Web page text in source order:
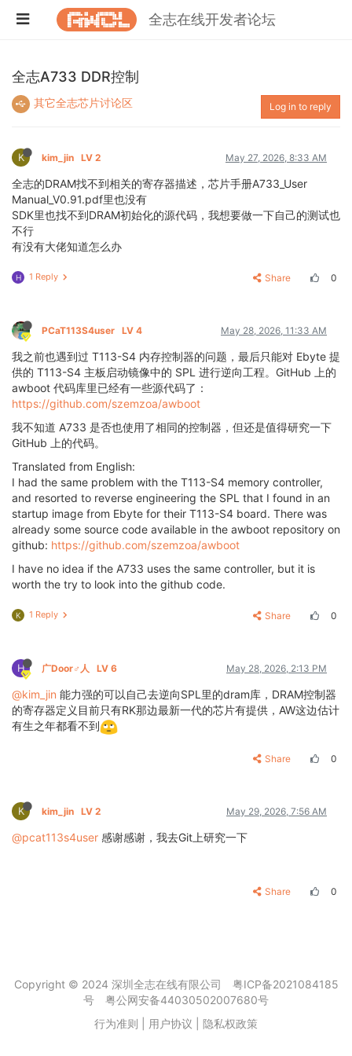
全志在线开发者论坛
全志A733 DDR控制
其它全志芯片讨论区 Log in to reply
K kim_jin LV 2 May 27, 2026, 8:33 AM
全志的DRAM找不到相关的寄存器描述，芯片手册A733_User
Manual_V0.91.pdf里也没有
SDK里也找不到DRAM初始化的源代码，我想要做一下自己的测试也
不行
有没有大佬知道怎么办
H 1 Reply Share 0
PCaT113S4user LV 4 May 28, 2026, 11:33 AM
我之前也遇到过 T113-S4 内存控制器的问题，最后只能对 Ebyte 提
供的 T113-S4 主板启动镜像中的 SPL 进行逆向工程。GitHub 上的
awboot 代码库里已经有一些源代码了：
https://github.com/szemzoa/awboot
我不知道 A733 是否也使用了相同的控制器，但还是值得研究一下
GitHub 上的代码。
Translated from English:
I had the same problem with the T113-S4 memory controller,
and resorted to reverse engineering the SPL that I found in an
startup image from Ebyte for their T113-S4 board. There was
already some source code available in the awboot repository on
github: https://github.com/szemzoa/awboot
I have no idea if the A733 uses the same controller, but it is
worth the try to look into the github code.
K 1 Reply Share 0
H 广Door♂人 LV 6 May 28, 2026, 2:13 PM
@kim_jin 能力强的可以自己去逆向SPL里的dram库，DRAM控制器
的寄存器定义目前只有RK那边最新一代的芯片有提供，AW这边估计
有生之年都看不到
Share 0
K kim_jin LV 2 May 29, 2026, 7:56 AM
@pcat113s4user 感谢感谢，我去Git上研究一下
Share 0
Copyright © 2024 深圳全志在线有限公司
粤ICP备2021084185
号
粤公网安备44030502007680号
行为准则
用户协议 隐私权政策